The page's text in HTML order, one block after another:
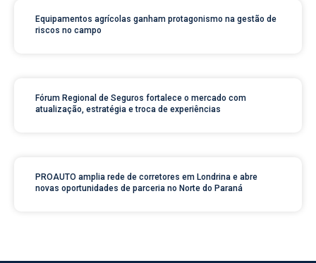
Equipamentos agrícolas ganham protagonismo na gestão de
riscos no campo
Fórum Regional de Seguros fortalece o mercado com
atualização, estratégia e troca de experiências
PROAUTO amplia rede de corretores em Londrina e abre
novas oportunidades de parceria no Norte do Paraná